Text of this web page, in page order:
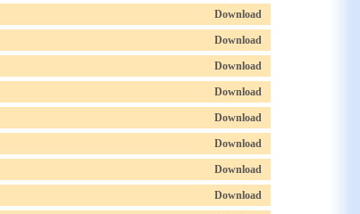
Download
Download
Download
Download
Download
Download
Download
Download